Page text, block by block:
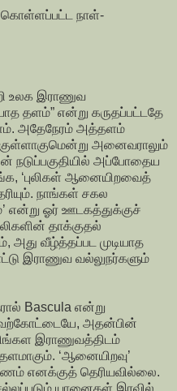
நாள்-
உலக இராணுவ
தளம்” என்று கருதப்பட்டதே
அதேநேரம் அத்தளம்
அனைவராலும்
நடுப்பகுதியில் அப்போதைய
‘புலிகள் ஆனையிறவைத்
நாங்கள் சகல
என்று ஓர் ஊடகத்துக்குச்
தாக்குதல்
அது வீழ்த்தப்பட முடியாத
இராணுவ வல்லுநர்களும்
Bascula என்று
அதன்பின்
இராணுவத்திடம்
‘ஆனையிறவு’
எனக்குத் தெரியவில்லை.